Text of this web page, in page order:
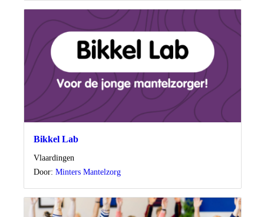
Bikkel Lab
Locatie
Vlaardingen
Door: Minters Mantelzorg